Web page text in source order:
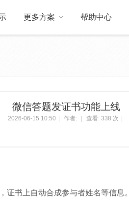
更多方案 帮助中心
微信答题发证书功能上线
2026-06-15 10:50 作者: 查看: 338 次
证书上自动合成参与者姓名等信息。